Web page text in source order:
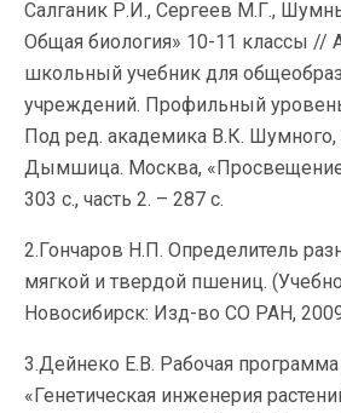
Салганик Р.И., Сергеев М.Г.,
Общая биология» 10-11 классы //
школьный учебник для
учреждений. Профильный
Под ред. академика В.К.
Дымшица. Москва,
303 с., часть 2. – 287 с.
2.Гончаров Н.П. Определитель
мягкой и твердой пшениц.
Новосибирск: Изд-во СО РАН,
3.Дейнеко Е.В. Рабочая
«Генетическая инженерия